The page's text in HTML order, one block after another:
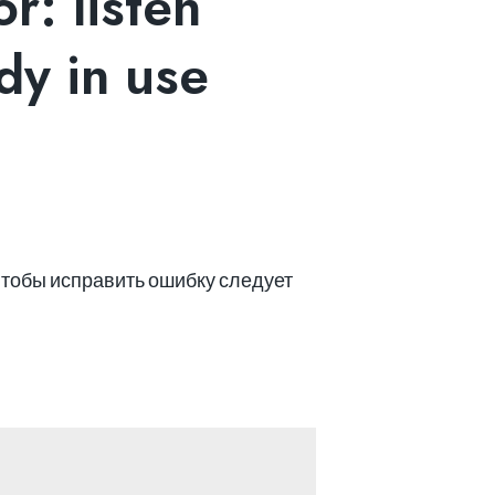
in use
исправить ошибку следует